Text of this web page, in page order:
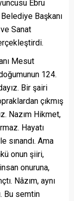
Ebru
Belediye Başkanı
Sanat
Mesut
124.
Bir şairi
çıkmış
Nazım Hikmet,
Hayatı
sınandı. Ama
onun şiiri,
onuruna,
Nâzım, aynı
Bu semtin